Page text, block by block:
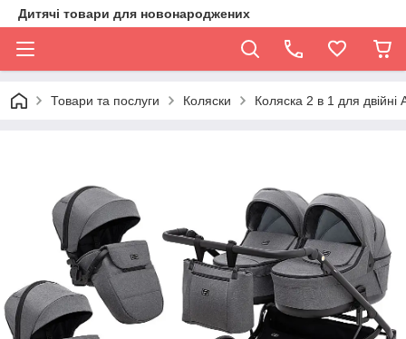
Дитячі товари для новонароджених
Товари та послуги Коляски Коляска 2 в 1 для